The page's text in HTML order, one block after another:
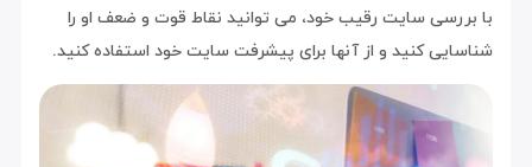
با بررسی سایت رقیب خود، می توانید نقاط قوت و ضعف او را
شناسایی کنید و از آنها برای پیشرفت سایت خود استفاده کنید.